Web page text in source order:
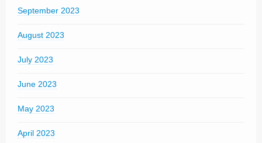
September 2023
August 2023
July 2023
June 2023
May 2023
April 2023